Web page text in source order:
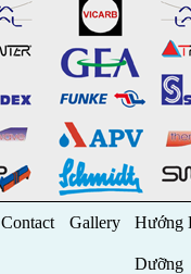
Contact Gallery Hướng
Dưỡng